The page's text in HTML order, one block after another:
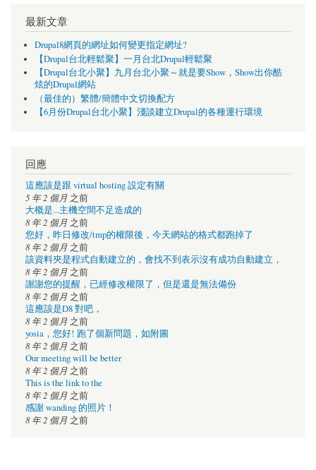
最新文章
Drupal8網頁的網址如何變更指定網址?
【Drupal台北輕鬆聚】一月台北Drupal輕鬆聚
【Drupal台北小聚】九月台北小聚～就是要Show，Show出你酷
炫的Drupal網站
（最佳的）繁體/簡體中文切換配方
【6月份Drupal台北小聚】淺談建立Drupal的各種運行環境
回應
這應該是跟 virtual hosting 設定有關
5 年 2 個月 之前
大概是...主機空間不足造成的
8 年 2 個月 之前
您好，昨日修改/tmp的權限後，今天網站的格式都跑掉了
8 年 2 個月 之前
該資料夾是程式自動建立的，會找不到表示沒有成功自動建立，
8 年 2 個月 之前
謝謝您的提醒，已經修改權限了，但是還是無法備份
8 年 2 個月 之前
這應該是D8 對吧，
8 年 2 個月 之前
yosia，您好! 跑了個新問題，如附圖
8 年 2 個月 之前
Our meeting will be better
8 年 2 個月 之前
This is the link to the
8 年 2 個月 之前
感謝 wanding 的照片！
8 年 2 個月 之前